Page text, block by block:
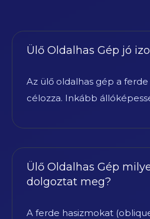
Ülő Oldalhas Gép jó
Az ülő oldalhas gép a
célozza. Inkább
Ülő Oldalhas Gép
dolgoztat meg?
A ferde hasizmokat